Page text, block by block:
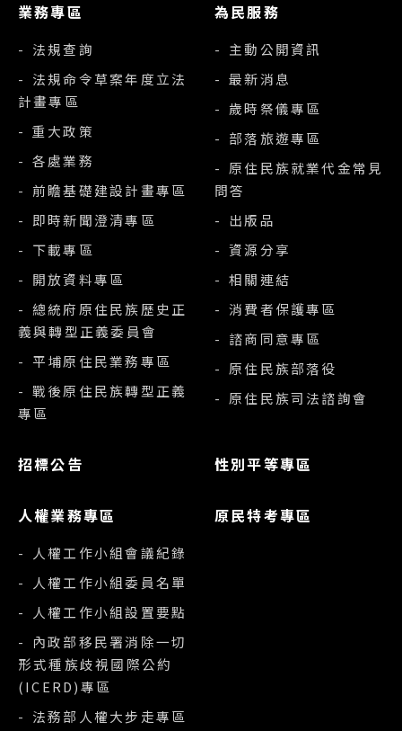
業務專區
- 法規查詢
- 法規命令草案年度立法
計畫專區
- 重大政策
- 各處業務
- 前瞻基礎建設計畫專區
- 即時新聞澄清專區
- 下載專區
- 開放資料專區
- 總統府原住民族歷史正
義與轉型正義委員會
- 平埔原住民業務專區
- 戰後原住民族轉型正義
專區
為民服務
- 主動公開資訊
- 最新消息
- 歲時祭儀專區
- 部落旅遊專區
- 原住民族就業代金常見
問答
- 出版品
- 資源分享
- 相關連結
- 消費者保護專區
- 諮商同意專區
- 原住民族部落役
- 原住民族司法諮詢會
招標公告 性別平等專區
人權業務專區
- 人權工作小組會議紀錄
- 人權工作小組委員名單
- 人權工作小組設置要點
- 內政部移民署消除一切
形式種族歧視國際公約
(ICERD)專區
- 法務部人權大步走專區
原民特考專區